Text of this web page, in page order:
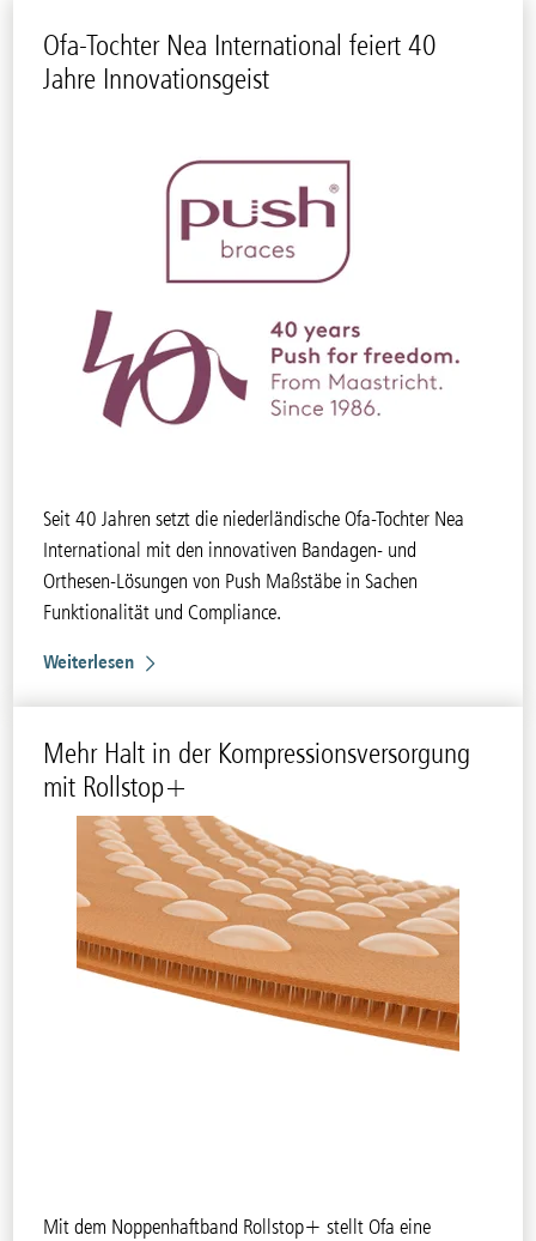
Ofa-Tochter Nea International feiert 40
Jahre Innovationsgeist
Seit 40 Jahren setzt die niederländische Ofa-Tochter Nea
International mit den innovativen Bandagen- und
Orthesen-Lösungen von Push Maßstäbe in Sachen
Funktionalität und Compliance.
Weiterlesen
Mehr Halt in der Kompressionsversorgung
mit Rollstop+
Mit dem Noppenhaftband Rollstop+ stellt Ofa eine